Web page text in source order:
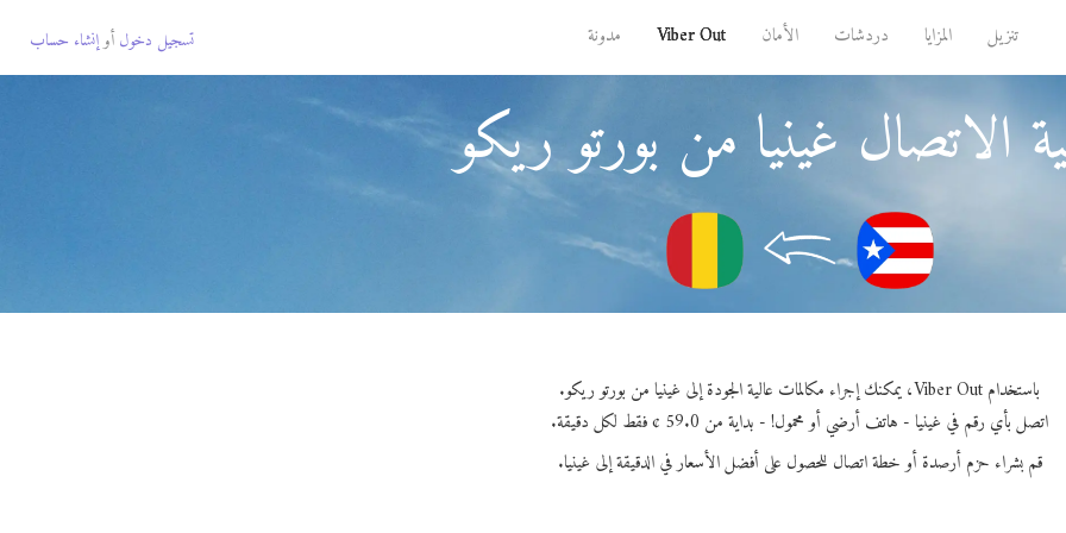
تنزيل المزايا دردشات الأمان Viber Out مدونة تسجيل دخول أوإنشاء حساب
الاتصال غينيا من بورتو ريكو
باستخدام Viber Out، يمكنك إجراء مكالمات عالية الجودة إلى غينيا من بورتو ريكو.
اتصل بأي رقم في غينيا - هاتف أرضي أو محمول! - بداية من 59.0 ¢ فقط لكل دقيقة.
قم بشراء حزم أرصدة أو خطة اتصال للحصول على أفضل الأسعار في الدقيقة إلى غينيا.